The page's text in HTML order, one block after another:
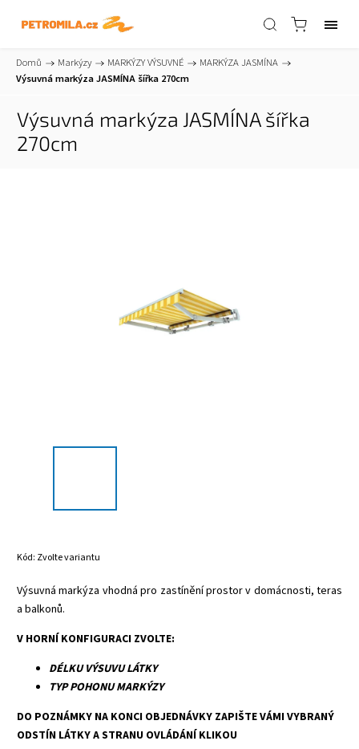
Domů / Markýzy / MARKÝZY VÝSUVNÉ / MARKÝZA JASMÍNA /
Výsuvná markýza JASMÍNA šířka 270cm
Výsuvná markýza JASMÍNA šířka
270cm
Kód: Zvolte variantu
Výsuvná markýza vhodná pro zastínění prostor v domácnosti, teras
a balkonů.
V HORNÍ KONFIGURACI ZVOLTE:
DÉLKU VÝSUVU LÁTKY
TYP POHONU MARKÝZY
DO POZNÁMKY NA KONCI OBJEDNÁVKY ZAPIŠTE VÁMI VYBRANÝ
ODSTÍN LÁTKY A STRANU OVLÁDÁNÍ KLIKOU